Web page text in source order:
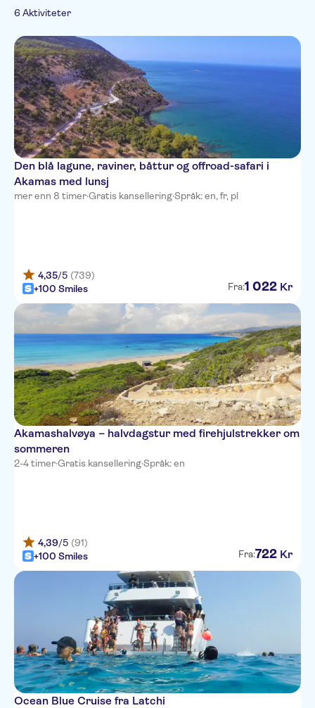
Tasmaria
Aliathon Aegean
Princessa Vera Hotel Apts
Avanti Village
Veronica
Leonardo Cypria Bay
Venus Beach
Paphos Gardens Hotel
Pandream
Athena Royal Beach
Kissos hotel
Alexander The Great Beach
Coral Beach Hotel & Resort
Holiday Village Aliathon Ionian
Pagona Hotel Apartments
Queens Bay
Anemi Hotel Apartments
Kefalos Damon Hotel Apts
Kapetanios Aqua Resort
6 Aktiviteter
Den blå lagune, raviner, båttur og offroad-safari i
Akamas med lunsj
mer enn 8 timer·Gratis kansellering·Språk: en, fr, pl
4,35/5 (739)
+100 Smiles
Fra:1 022 Kr
Akamashalvøya – halvdagstur med firehjulstrekker om
sommeren
2-4 timer·Gratis kansellering·Språk: en
4,39/5 (91)
+100 Smiles
Fra:722 Kr
Ocean Blue Cruise fra Latchi